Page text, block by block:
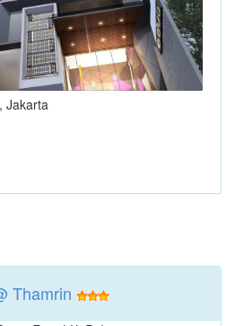
Jakarta
Thamrin